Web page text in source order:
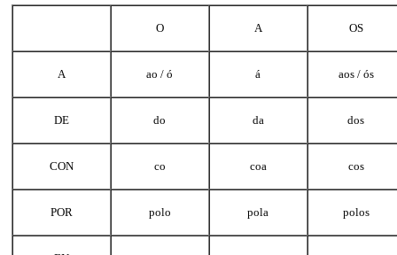
O A OS
A ao / ó á aos / ós
DE do da dos
CON co coa cos
POR polo pola polos